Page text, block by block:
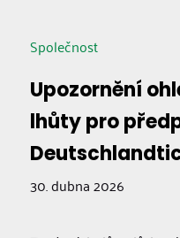
Společnost
Upozornění
lhůty pro
30. dubna 2026